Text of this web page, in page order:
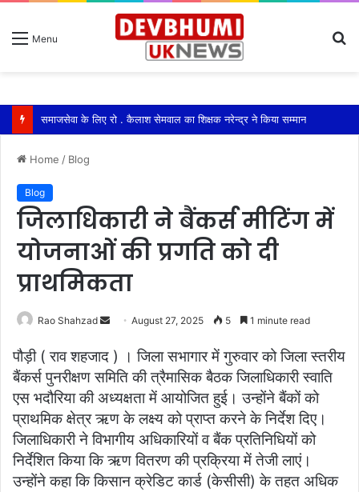
Menu
समाजसेवा के लिए रो . कैलाश सेमवाल का शिक्षक नरेन्द्र ने किया सम्मान
Home / Blog
Blog
जिलाधिकारी ने बैंकर्स मीटिंग में
योजनाओं की प्रगति को दी
प्राथमिकता
Rao Shahzad
Send
email
August 27, 2025 5 1 minute read
पौड़ी ( राव शहजाद ) । जिला सभागार में गुरुवार को जिला स्तरीय
बैंकर्स पुनरीक्षण समिति की त्रैमासिक बैठक जिलाधिकारी स्वाति
एस भदौरिया की अध्यक्षता में आयोजित हुई। उन्होंने बैंकों को
प्राथमिक क्षेत्र ऋण के लक्ष्य को प्राप्त करने के निर्देश दिए।
जिलाधिकारी ने विभागीय अधिकारियों व बैंक प्रतिनिधियों को
निर्देशित किया कि ऋण वितरण की प्रक्रिया में तेजी लाएं।
उन्होंने कहा कि किसान क्रेडिट कार्ड (केसीसी) के तहत अधिक